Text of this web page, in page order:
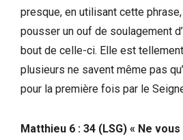
presque, en utilisant cette
pousser un ouf de soulagement
bout de celle-ci. Elle est
plusieurs ne savent même pas
pour la première fois par le
Matthieu 6 : 34 (LSG) « Ne